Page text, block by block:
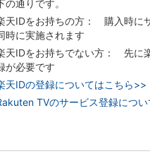
の通りです。
天IDをお持ちの方： 購入時に
時に実施されます
天IDをお持ちでない方： 先に
が必要です
天IDの登録についてはこちら>>
TVのサービス登録につ